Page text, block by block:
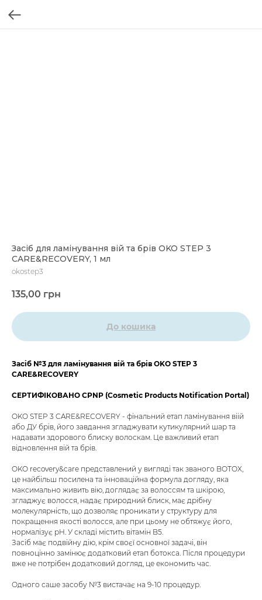
Засіб для ламінування вій та брів OKO STEP 3
CARE&RECOVERY, 1 мл
okostep3
135,00 грн
До кошика
Засіб №3 для ламінування вій та брів OKO STEP 3
CARE&RECOVERY
СЕРТИФІКОВАНО CPNP (Cosmetic Products Notification Portal)
OKO STEP 3 CARE&RECOVERY - фінальний етап ламінування віій
або ДУ брів, його завдання згладжувати кутикулярний шар та
надавати здорового блиску волоскам. Це важливий етап
відновлення вій та брів.
OKO recovery&care представлений у вигляді так званого BOTOX,
це найбільш посилена та інноваційна формула догляду, яка
максимально живить вію, доглядає за волоссям та шкірою,
згладжує волосся, надає природний блиск, має дрібну
молекулярність, що дозволяє проникати у структуру для
покращення якості волосся, але при цьому не обтяжує його,
нормалізує pH. У складі містить вітамін B5.
Засіб має подвійну дію, крім своєї основної задачі, він
повноцінно замінює додатковий етап ботокса. Після процедури
вже не потрібен додатковий догляд, це економить час.
Одного саше засобу №3 вистачає на 9-10 процедур.